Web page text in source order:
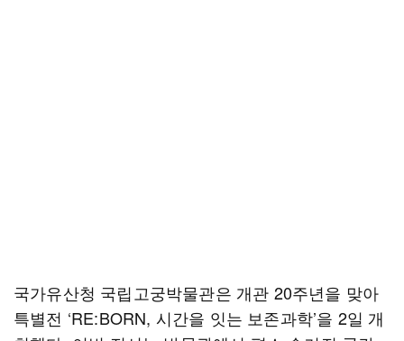
국가유산청 국립고궁박물관은 개관 20주년을 맞아
특별전 ‘RE:BORN, 시간을 잇는 보존과학’을 2일 개